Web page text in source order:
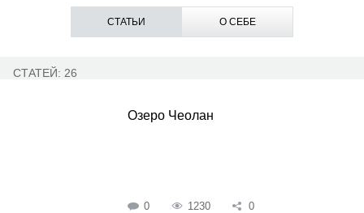
СТАТЬИ О СЕБЕ
СТАТЕЙ: 26
Озеро Чеолан
0 1230 0